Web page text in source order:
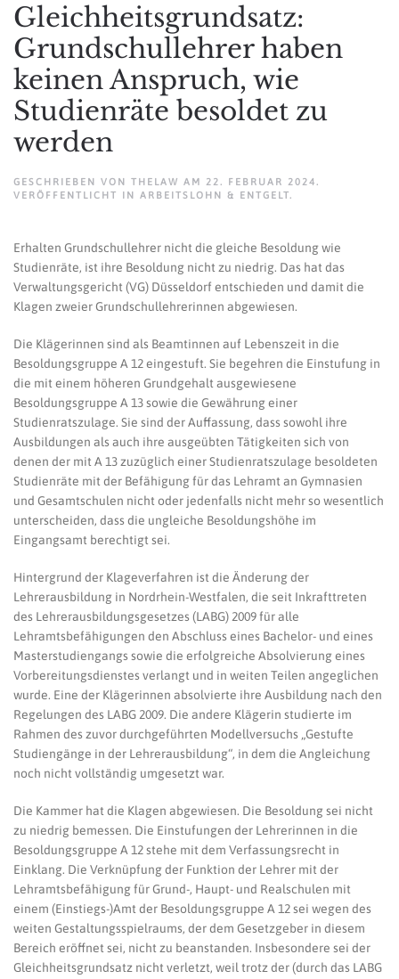
Gleichheitsgrundsatz:
Grundschullehrer haben
keinen Anspruch, wie
Studienräte besoldet zu
werden
GESCHRIEBEN VON THELAW AM 22. FEBRUAR 2024 .
VERÖFFENTLICHT IN ARBEITSLOHN & ENTGELT.
Erhalten Grundschullehrer nicht die gleiche Besoldung wie
Studienräte, ist ihre Besoldung nicht zu niedrig. Das hat das
Verwaltungsgericht (VG) Düsseldorf entschieden und damit die
Klagen zweier Grundschullehrerinnen abgewiesen.
Die Klägerinnen sind als Beamtinnen auf Lebenszeit in die
Besoldungsgruppe A 12 eingestuft. Sie begehren die Einstufung in
die mit einem höheren Grundgehalt ausgewiesene
Besoldungsgruppe A 13 sowie die Gewährung einer
Studienratszulage. Sie sind der Auffassung, dass sowohl ihre
Ausbildungen als auch ihre ausgeübten Tätigkeiten sich von
denen der mit A 13 zuzüglich einer Studienratszulage besoldeten
Studienräte mit der Befähigung für das Lehramt an Gymnasien
und Gesamtschulen nicht oder jedenfalls nicht mehr so wesentlich
unterscheiden, dass die ungleiche Besoldungshöhe im
Eingangsamt berechtigt sei.
Hintergrund der Klageverfahren ist die Änderung der
Lehrerausbildung in Nordrhein-Westfalen, die seit Inkrafttreten
des Lehrerausbildungsgesetzes (LABG) 2009 für alle
Lehramtsbefähigungen den Abschluss eines Bachelor- und eines
Masterstudiengangs sowie die erfolgreiche Absolvierung eines
Vorbereitungsdienstes verlangt und in weiten Teilen angeglichen
wurde. Eine der Klägerinnen absolvierte ihre Ausbildung nach den
Regelungen des LABG 2009. Die andere Klägerin studierte im
Rahmen des zuvor durchgeführten Modellversuchs „Gestufte
Studiengänge in der Lehrerausbildung“, in dem die Angleichung
noch nicht vollständig umgesetzt war.
Die Kammer hat die Klagen abgewiesen. Die Besoldung sei nicht
zu niedrig bemessen. Die Einstufungen der Lehrerinnen in die
Besoldungsgruppe A 12 stehe mit dem Verfassungsrecht in
Einklang. Die Verknüpfung der Funktion der Lehrer mit der
Lehramtsbefähigung für Grund-, Haupt- und Realschulen mit
einem (Einstiegs-)Amt der Besoldungsgruppe A 12 sei wegen des
weiten Gestaltungsspielraums, der dem Gesetzgeber in diesem
Bereich eröffnet sei, nicht zu beanstanden. Insbesondere sei der
Gleichheitsgrundsatz nicht verletzt, weil trotz der (durch das LABG